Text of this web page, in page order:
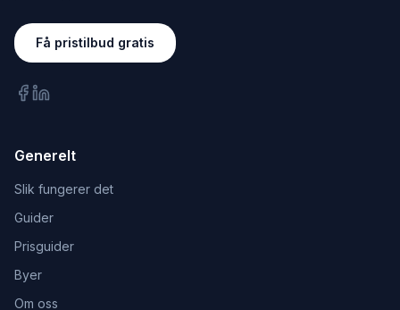
Få pristilbud gratis
Generelt
Slik fungerer det
Guider
Prisguider
Byer
Om oss